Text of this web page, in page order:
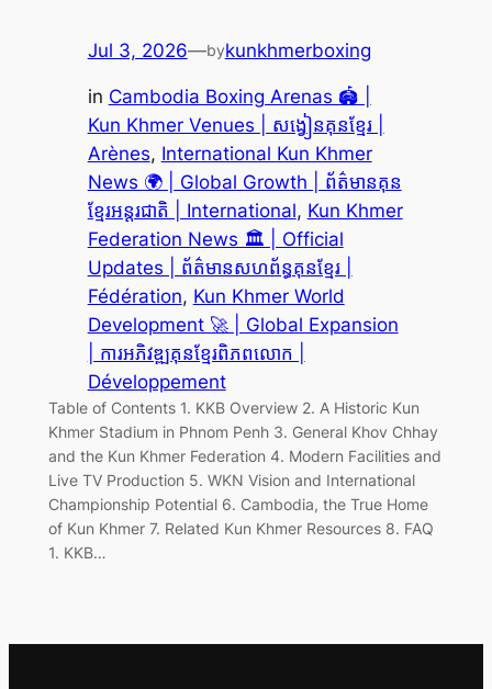
Jul 3, 2026—bykunkhmerboxing
in Cambodia Boxing Arenas 🏟️ |
Kun Khmer Venues | សង្វៀនគុនខ្មែរ |
Arènes, International Kun Khmer
News 🌍 | Global Growth | ព័ត៌មានគុន
ខ្មែរអន្តរជាតិ | International, Kun Khmer
Federation News 🏛️ | Official
Updates | ព័ត៌មានសហព័ន្ធគុនខ្មែរ |
Fédération, Kun Khmer World
Development 🚀 | Global Expansion
| ការអភិវឌ្ឍគុនខ្មែរពិភពលោក |
Développement
Table of Contents 1. KKB Overview 2. A Historic Kun
Khmer Stadium in Phnom Penh 3. General Khov Chhay
and the Kun Khmer Federation 4. Modern Facilities and
Live TV Production 5. WKN Vision and International
Championship Potential 6. Cambodia, the True Home
of Kun Khmer 7. Related Kun Khmer Resources 8. FAQ
1. KKB…